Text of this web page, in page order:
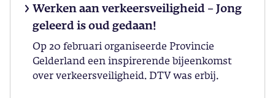
Werken aan verkeersveiligheid – Jong
geleerd is oud gedaan!
Op 20 februari organiseerde Provincie
Gelderland een inspirerende bijeenkomst
over verkeersveiligheid. DTV was erbij.